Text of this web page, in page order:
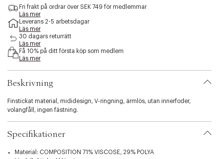
i
l
i
y
.
v
i
t
i
.
e
r
v
r
Fri frakt på ordrar över SEK 749 för medlemmar
Läs mer
Leverans 2-5 arbetsdagar
Läs mer
30 dagars returrätt
Läs mer
Få 10% på ditt första köp som medlem
Läs mer
Beskrivning
Finstickat material, mididesign, V-ringning, ärmlös, utan innerfoder,
volangfåll, ingen fästning.
Specifikationer
Material: COMPOSITION 71% VISCOSE, 29% POLYA